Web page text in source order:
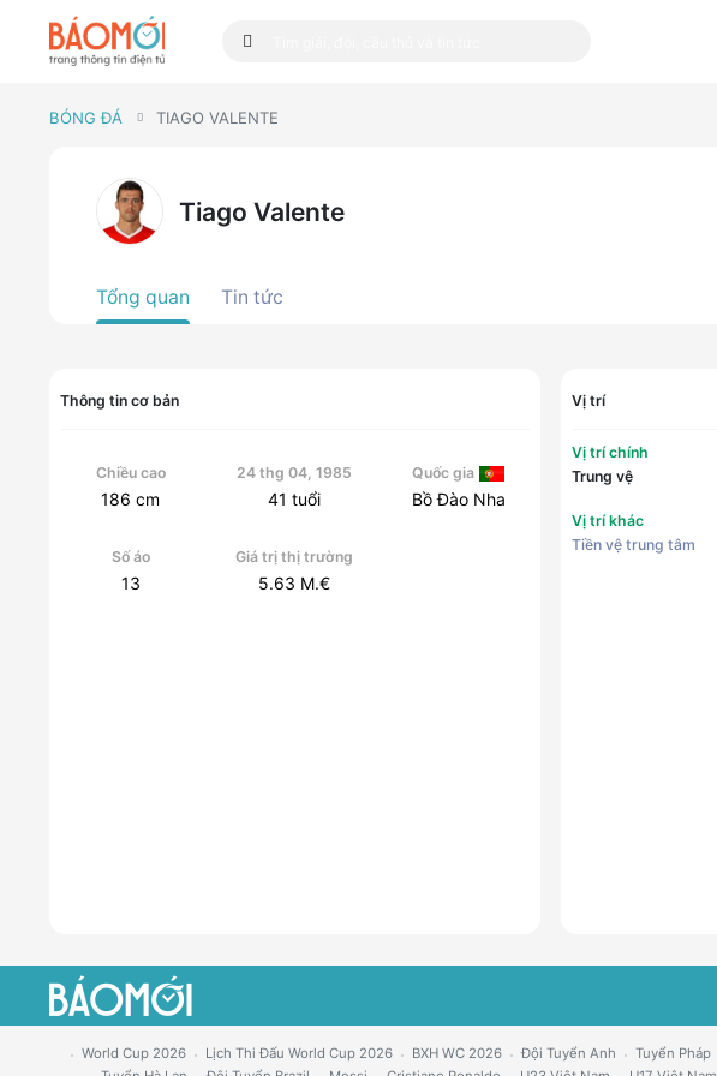
BÓNG ĐÁ TIAGO VALENTE
Tiago Valente
Tổng quan Tin tức
Thông tin cơ bản
Chiều cao
186 cm
24 thg 04, 1985
41 tuổi
Quốc gia
Bồ Đào Nha
Số áo
13
Giá trị thị trường
5.63 M.€
Vị trí
Vị trí chính
Trung vệ
Vị trí khác
Tiền vệ trung tâm
World Cup 2026 Lịch Thi Đấu World Cup 2026 BXH WC 2026 Đội Tuyển Anh Tuyển Pháp